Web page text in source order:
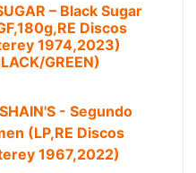
– Black Sugar
Discos
1974,2023)
GREEN)